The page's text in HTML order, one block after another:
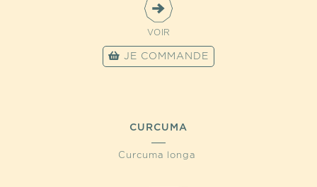
VOIR
JE COMMANDE
CURCUMA
Curcuma longa